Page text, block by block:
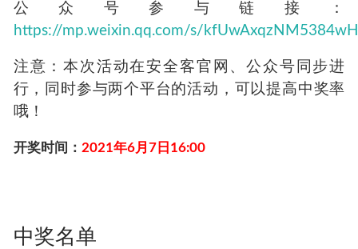
公众号参与链接：
https://mp.weixin.qq.com/s/
注意：本次活动在安全客官网、公众号同步进
行，同时参与两个平台的活动，可以提高中奖率
哦！
开奖时间： 2021年6月7日16:00
中奖名单